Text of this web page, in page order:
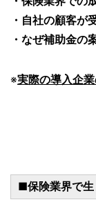
・自社の顧客が
・なぜ補助金の
※実際の導入企
■保険業界で生